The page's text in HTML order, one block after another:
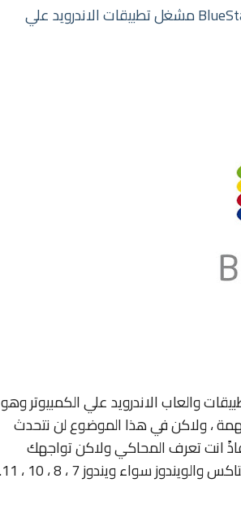
الحل النهائي لمشكلة تدوير الشاشة في برنامج بلوستاكس BlueStacks مشغل تطبيقات الاندرويد علي
والعاب الاندرويد علي الكمبيوتر وهو
، ولاكن في هذا الموضوع لن نتحدث
انت تعرف المحاكي ولاكن تواجهك
سواء ويندوز 7 ، 8 ، 10 ، 11.